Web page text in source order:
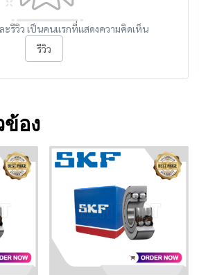
ะรีวิว เป็นคนแรกที่แสดงความคิดเห็น
รีวิว
อง